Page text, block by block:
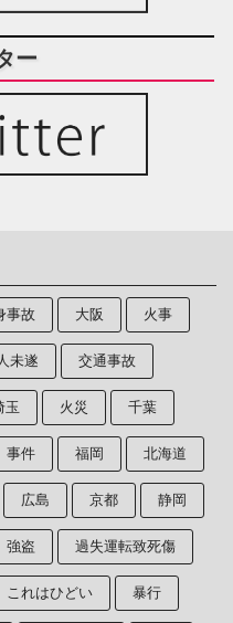
ー
事故 大阪 火事
未遂 交通事故
玉 火災 千葉
事件 福岡 北海道
広島 京都 静岡
強盗 過失運転致死傷
これはひどい 暴行